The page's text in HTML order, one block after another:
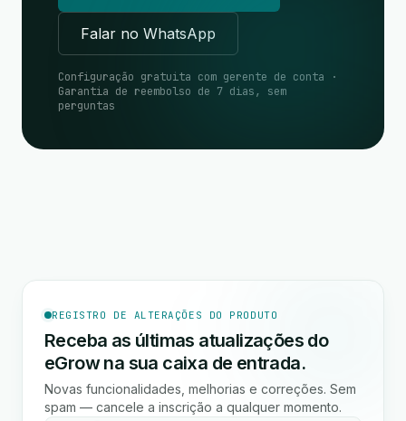
Falar no WhatsApp
Configuração gratuita com gerente de conta ·
Garantia de reembolso de 7 dias, sem
perguntas
REGISTRO DE ALTERAÇÕES DO PRODUTO
Receba as últimas atualizações do
eGrow na sua caixa de entrada.
Novas funcionalidades, melhorias e correções. Sem
spam — cancele a inscrição a qualquer momento.